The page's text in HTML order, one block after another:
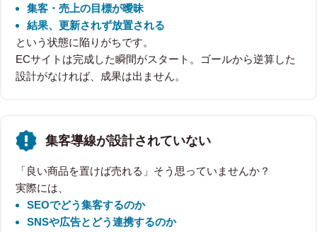
集客・売上の目標が曖昧
結果、更新されず放置される
という状態に陥りがちです。
ECサイトは完成した瞬間がスタート。ゴールから逆算した
設計がなければ、成果は出ません。
集客導線が設計されていない
「良い商品を置けば売れる」そう思っていませんか？
実際には、
SEOでどう集客するのか
SNSや広告とどう連携するのか